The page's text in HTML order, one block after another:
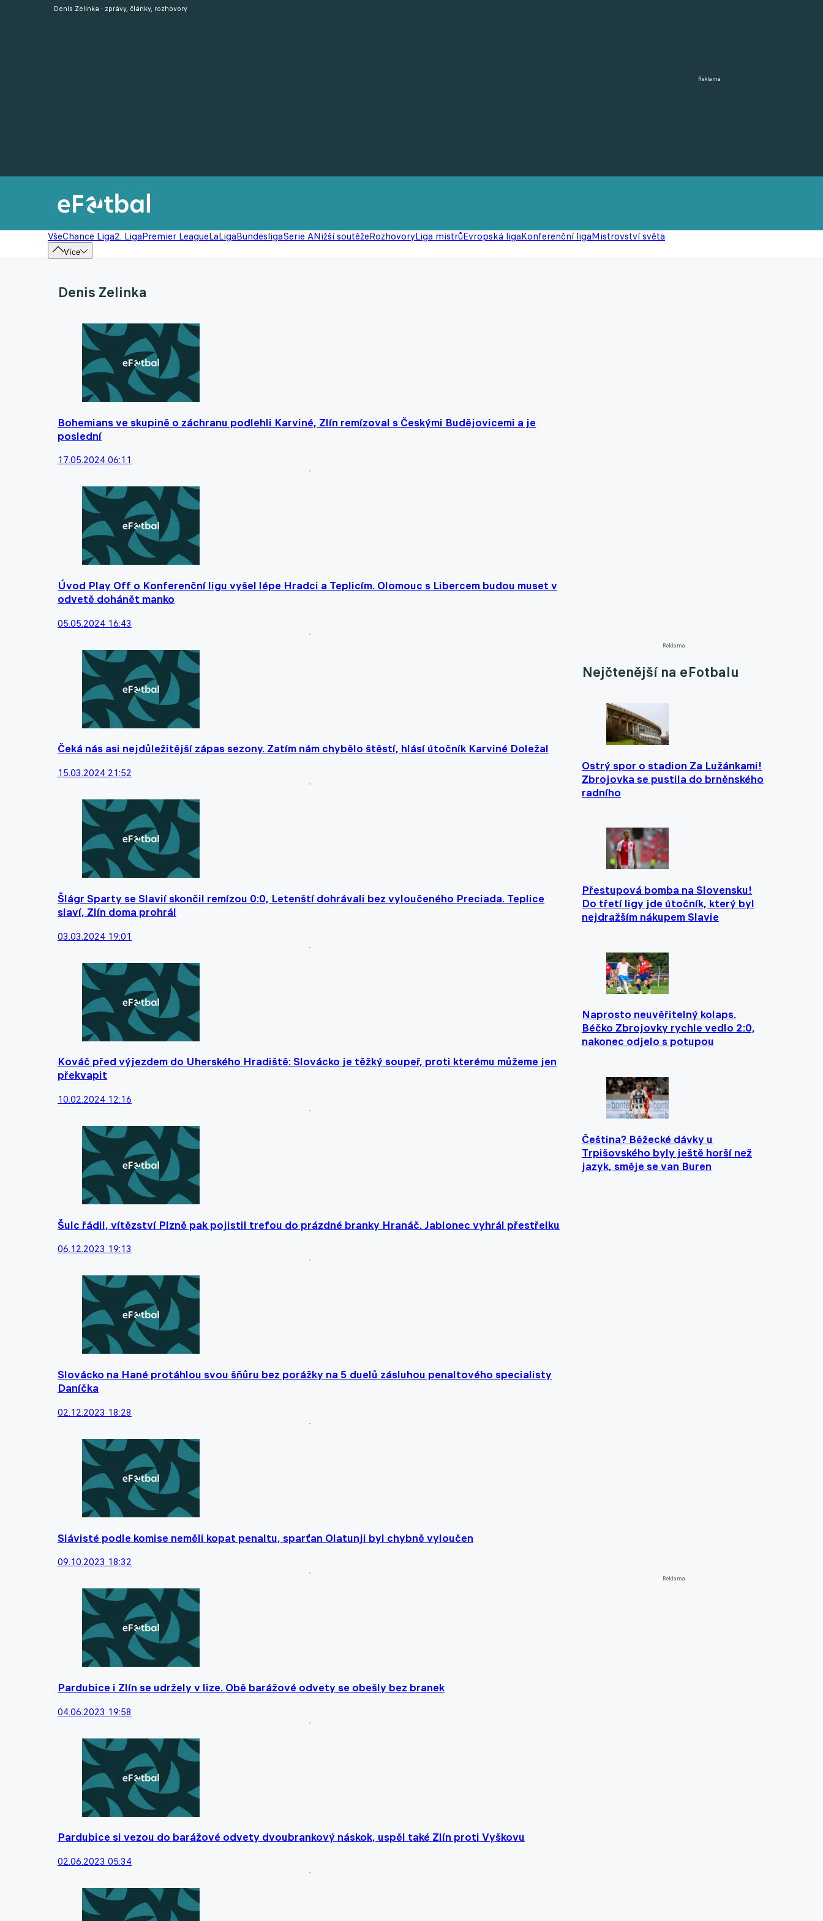
Reklama
VšeChance Liga2. LigaPremier LeagueLaLigaBundesligaSerie ANižší soutěžeRozhovoryLiga mistrůEvropská ligaKonferenční ligaMistrovství světa
Více
Denis Zelinka - zprávy, články, rozhovory
Denis Zelinka
Bohemians ve skupině o záchranu podlehli Karviné, Zlín remízoval s Českými Budějovicemi a je
poslední
17.05.2024 06:11
Úvod Play Off o Konferenční ligu vyšel lépe Hradci a Teplicím. Olomouc s Libercem budou muset v
odvetě dohánět manko
05.05.2024 16:43
Čeká nás asi nejdůležitější zápas sezony. Zatím nám chybělo štěstí, hlásí útočník Karviné Doležal
15.03.2024 21:52
Šlágr Sparty se Slavií skončil remízou 0:0, Letenští dohrávali bez vyloučeného Preciada. Teplice
slaví, Zlín doma prohrál
03.03.2024 19:01
Kováč před výjezdem do Uherského Hradiště: Slovácko je těžký soupeř, proti kterému můžeme jen
překvapit
10.02.2024 12:16
Šulc řádil, vítězství Plzně pak pojistil trefou do prázdné branky Hranáč. Jablonec vyhrál přestřelku
06.12.2023 19:13
Slovácko na Hané protáhlou svou šňůru bez porážky na 5 duelů zásluhou penaltového specialisty
Daníčka
02.12.2023 18:28
Slávisté podle komise neměli kopat penaltu, sparťan Olatunji byl chybně vyloučen
09.10.2023 18:32
Pardubice i Zlín se udržely v lize. Obě barážové odvety se obešly bez branek
04.06.2023 19:58
Pardubice si vezou do barážové odvety dvoubrankový náskok, uspěl také Zlín proti Vyškovu
02.06.2023 05:34
Reklama
Nejčtenější na eFotbalu
Ostrý spor o stadion Za Lužánkami!
Zbrojovka se pustila do brněnského
radního
Přestupová bomba na Slovensku!
Do třetí ligy jde útočník, který byl
nejdražším nákupem Slavie
Naprosto neuvěřitelný kolaps.
Béčko Zbrojovky rychle vedlo 2:0,
nakonec odjelo s potupou
Čeština? Běžecké dávky u
Trpišovského byly ještě horší než
jazyk, směje se van Buren
Reklama